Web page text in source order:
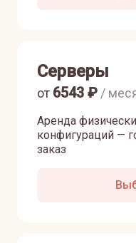
Серверы
Аренда
конфигураций —
заказ
от 6543 ₽ /